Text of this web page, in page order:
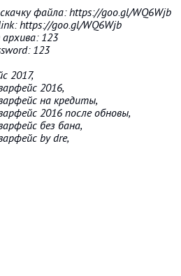
файла: https://goo.gl/WQ6Wjb
https://goo.gl/WQ6Wjb
123
123
2017,
2016,
на кредиты,
2016 после обновы,
без бана,
by dre,